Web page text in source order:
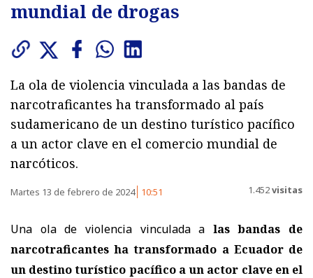
mundial de drogas
La ola de violencia vinculada a las bandas de
narcotraficantes ha transformado al país
sudamericano de un destino turístico pacífico
a un actor clave en el comercio mundial de
narcóticos.
Martes 13 de febrero de 2024 10:51 1.452visitas
Una ola de violencia vinculada a las bandas de
narcotraficantes ha transformado a Ecuador de
un destino turístico pacífico a un actor clave en el